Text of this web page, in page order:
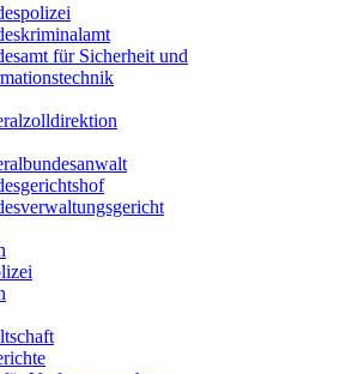
für Sicherheit und